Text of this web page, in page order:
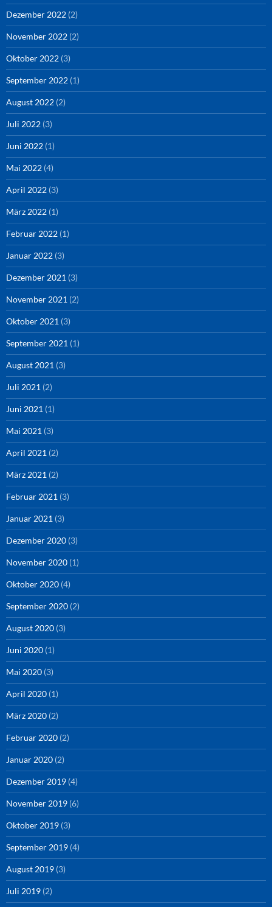
Dezember 2022 (2)
November 2022 (2)
Oktober 2022 (3)
September 2022 (1)
August 2022 (2)
Juli 2022 (3)
Juni 2022 (1)
Mai 2022 (4)
April 2022 (3)
März 2022 (1)
Februar 2022 (1)
Januar 2022 (3)
Dezember 2021 (3)
November 2021 (2)
Oktober 2021 (3)
September 2021 (1)
August 2021 (3)
Juli 2021 (2)
Juni 2021 (1)
Mai 2021 (3)
April 2021 (2)
März 2021 (2)
Februar 2021 (3)
Januar 2021 (3)
Dezember 2020 (3)
November 2020 (1)
Oktober 2020 (4)
September 2020 (2)
August 2020 (3)
Juni 2020 (1)
Mai 2020 (3)
April 2020 (1)
März 2020 (2)
Februar 2020 (2)
Januar 2020 (2)
Dezember 2019 (4)
November 2019 (6)
Oktober 2019 (3)
September 2019 (4)
August 2019 (3)
Juli 2019 (2)